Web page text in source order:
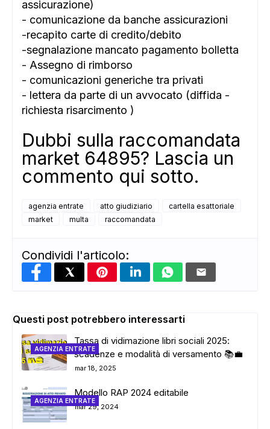
assicurazione)
- comunicazione da banche assicurazioni
-recapito carte di credito/debito
-segnalazione mancato pagamento bolletta
- Assegno di rimborso
- comunicazioni generiche tra privati
- lettera da parte di un avvocato (diffida -
richiesta risarcimento )
Dubbi sulla raccomandata
market 64895? Lascia un
commento qui sotto.
agenzia entrate atto giudiziario
cartella esattoriale
market
multa raccomandata
Condividi l'articolo:
Questi post potrebbero interessarti
AGENZIA ENTRATE
Tassa di vidimazione libri sociali 2025:
scadenze e modalità di versamento 📚💼
mar 18, 2025
AGENZIA ENTRATE
Modello RAP 2024 editabile
mar 29, 2024